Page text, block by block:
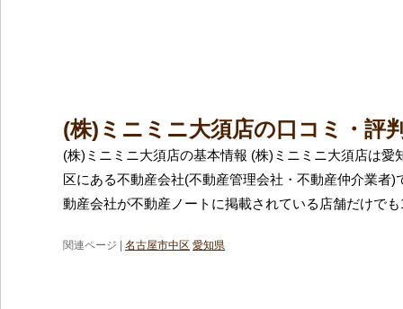
(株)ミニミニ大須店の口コミ・評
(株)ミニミニ大須店の基本情報 (株)ミニミニ大須店は愛
区にある不動産会社(不動産管理会社・不動産仲介業者)
動産会社が不動産ノートに掲載されている店舗だけでも
関連ページ | 名古屋市中区 愛知県